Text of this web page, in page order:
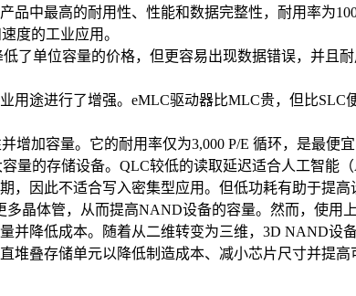
中最高的耐用性、性能和数据完整性，耐用率为
度的工业应用。
了单位容量的价格，但更容易出现数据错误，并且
途进行了增强。eMLC驱动器比MLC贵，但比SLC
加容量。它的耐用率仅为3,000 P/E 循环，是最便
量的存储设备。QLC较低的读取延迟适合人工智能
，因此不适合写入密集型应用。但低功耗有助于提高
晶体管，从而提高NAND设备的容量。然而，使用
并降低成本。随着从二维转变为三维，3D NAND设
堆叠存储单元以降低制造成本、减小芯片尺寸并提